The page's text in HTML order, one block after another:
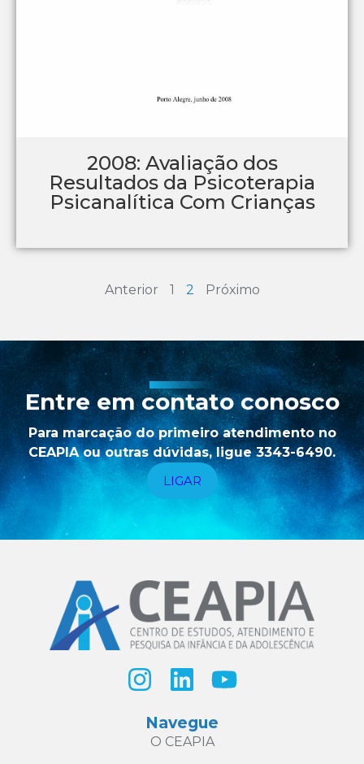
2008: Avaliação dos
Resultados da Psicoterapia
Psicanalítica Com Crianças
Anterior 1 2 Próximo
Entre em contato conosco
Para marcação do primeiro atendimento no
CEAPIA ou outras dúvidas, ligue 3343-6490.
LIGAR
Navegue
O CEAPIA